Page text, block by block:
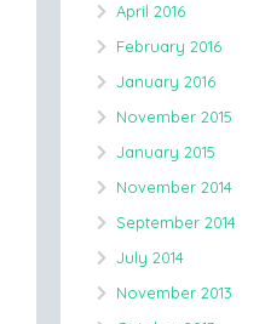
April 2016
February 2016
January 2016
November 2015
January 2015
November 2014
September 2014
July 2014
November 2013